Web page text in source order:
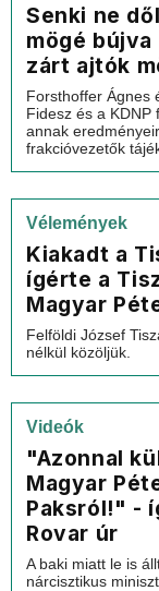
Senki ne
mögé
zárt ajtók
Forsthoffer Ágnes
Fidesz és a KDNP
annak
frakcióvezetők
Vélemények
Kiakadt a
ígérte a
Magyar
Felföldi József
nélkül közöljük.
Videók
"Azonnal
Magyar
Paksról!" -
Rovar úr
A baki miatt le is
nárcisztikus